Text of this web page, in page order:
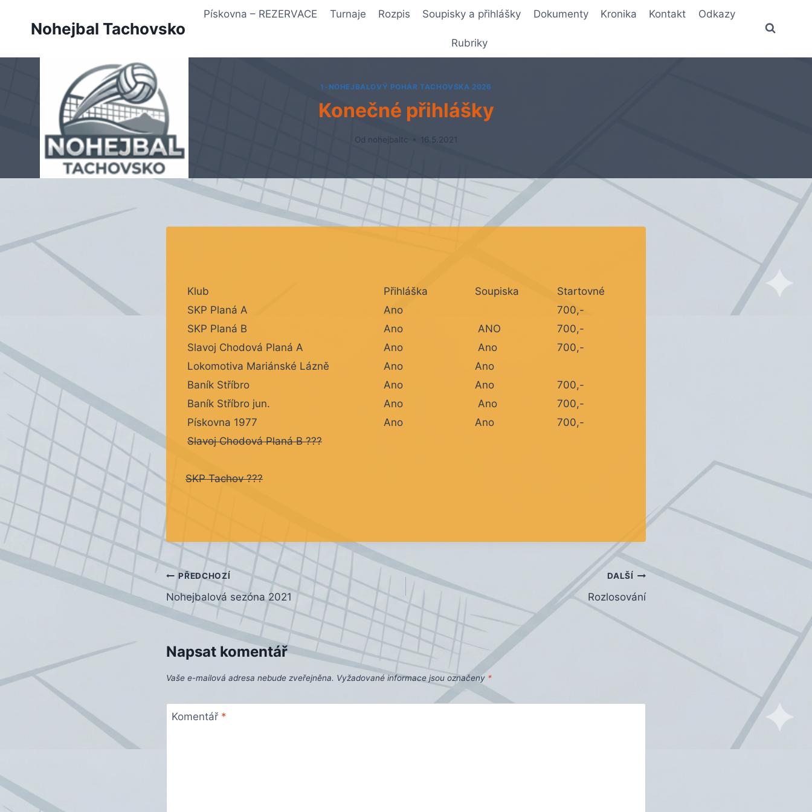
Nohejbal Tachovsko
Pískovna – REZERVACE Turnaje Rozpis Soupisky a přihlášky Dokumenty Kronika Kontakt Odkazy
Rubriky
1-NOHEJBALOVÝ POHÁR TACHOVSKA 2026
Konečné přihlášky
Od nohejbaltc 16.5.2021
Klub Přihláška Soupiska
Startovné
SKP Planá A
Ano
700,-
SKP Planá B
Ano ANO
700,-
Slavoj Chodová Planá A
Ano Ano
700,-
Lokomotiva Mariánské Lázně
Ano
Ano
Baník Stříbro
Ano Ano
700,-
Baník Stříbro jun.
Ano Ano
700,-
Pískovna 1977
Ano Ano
700,-
Slavoj Chodová Planá B ???
SKP Tachov ???
Navigace
pro
příspěvek
PŘEDCHOZÍ
Nohejbalová sezóna 2021
DALŠÍ
Rozlosování
Napsat komentář
Vaše e-mailová adresa nebude zveřejněna. Vyžadované informace jsou označeny *
Komentář *